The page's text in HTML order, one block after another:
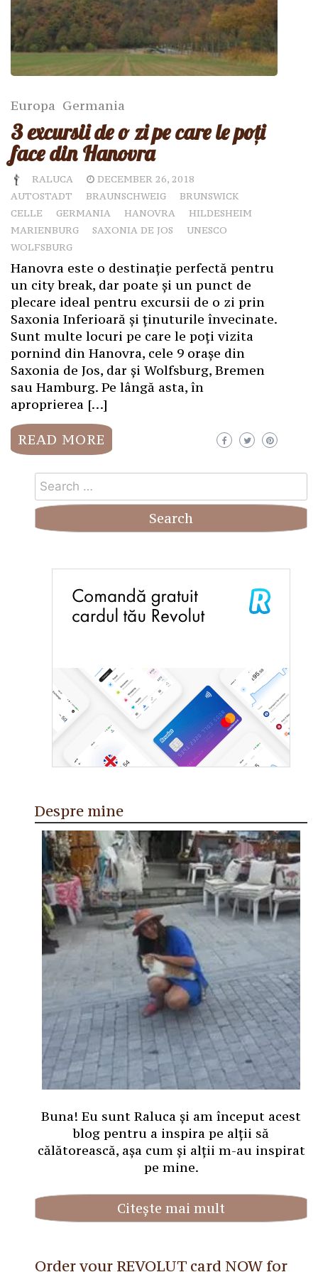
Europa Germania
3 excursii de o zi pe care le poți
face din Hanovra
RALUCA
DECEMBER 26, 2018
AUTOSTADT
BRAUNSCHWEIG
BRUNSWICK
CELLE
GERMANIA HANOVRA
HILDESHEIM
MARIENBURG
SAXONIA DE JOS
UNESCO
WOLFSBURG
Hanovra este o destinație perfectă pentru
un city break, dar poate și un punct de
plecare ideal pentru excursii de o zi prin
Saxonia Inferioară și ținuturile învecinate.
Sunt multe locuri pe care le poți vizita
pornind din Hanovra, cele 9 orașe din
Saxonia de Jos, dar și Wolfsburg, Bremen
sau Hamburg. Pe lângă asta, în
aproprierea […]
READ MORE
Search
for:
Despre mine
Buna! Eu sunt Raluca și am început acest
blog pentru a inspira pe alții să
călătorească, așa cum și alții m-au inspirat
pe mine.
Citește mai mult
Order your REVOLUT card NOW for